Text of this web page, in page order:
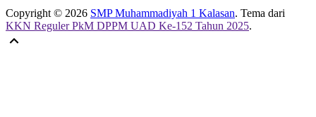
Copyright © 2026 SMP Muhammadiyah 1 Kalasan. Tema dari
KKN Reguler PkM DPPM UAD Ke-152 Tahun 2025.